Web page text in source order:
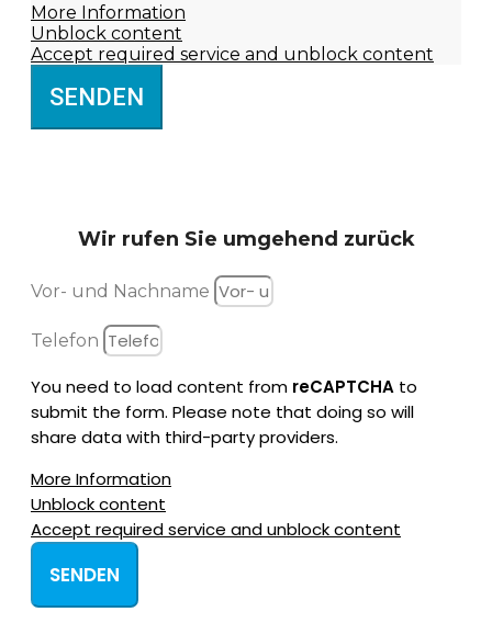
More Information
Unblock content
Accept required service and unblock content
SENDEN
Wir rufen Sie umgehend zurück
Vor- und Nachname
Telefon
You need to load content from reCAPTCHA to
submit the form. Please note that doing so will
share data with third-party providers.
More Information
Unblock content
Accept required service and unblock content
SENDEN